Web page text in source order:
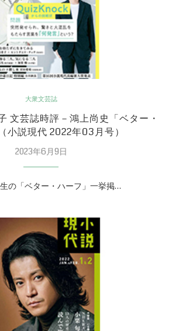
大衆文芸誌
文芸誌時評－鴻上尚史「ベター・
小説現代 2022年03月号）
2023年6月9日
の「ベター・ハーフ」一挙掲…